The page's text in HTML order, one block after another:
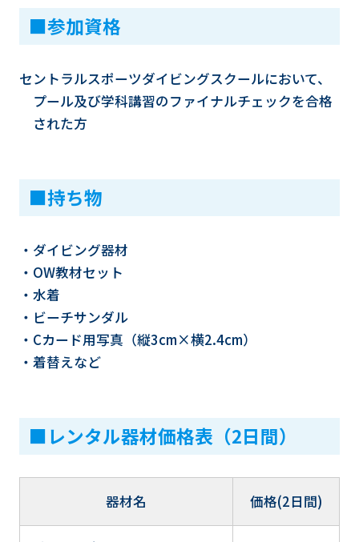
■参加資格
セントラルスポーツダイビングスクールにおいて、
プール及び学科講習のファイナルチェックを合格
された方
■持ち物
・ダイビング器材
・OW教材セット
・水着
・ビーチサンダル
・Cカード用写真（縦3cm×横2.4cm）
・着替えなど
■レンタル器材価格表（2日間）
器材名 価格(2日間)